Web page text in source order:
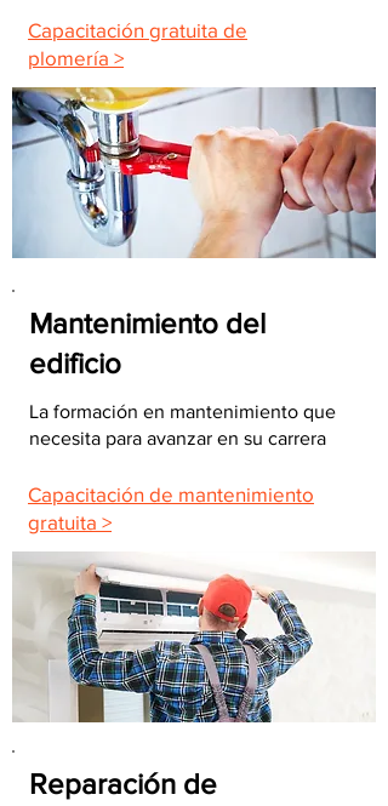
Capacitación gratuita de
plomería >
Mantenimiento del
edificio
La formación en mantenimiento que
necesita para avanzar en su carrera
Capacitación de mantenimiento
gratuita >
Reparación de